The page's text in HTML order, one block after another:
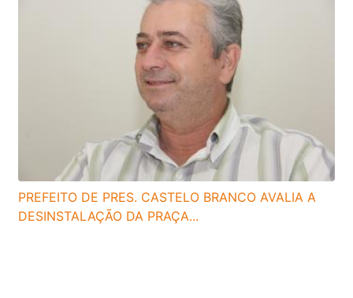
PREFEITO DE PRES. CASTELO BRANCO AVALIA A
DESINSTALAÇÃO DA PRAÇA...